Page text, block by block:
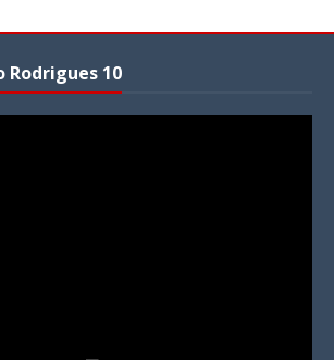
Rodrigues 10